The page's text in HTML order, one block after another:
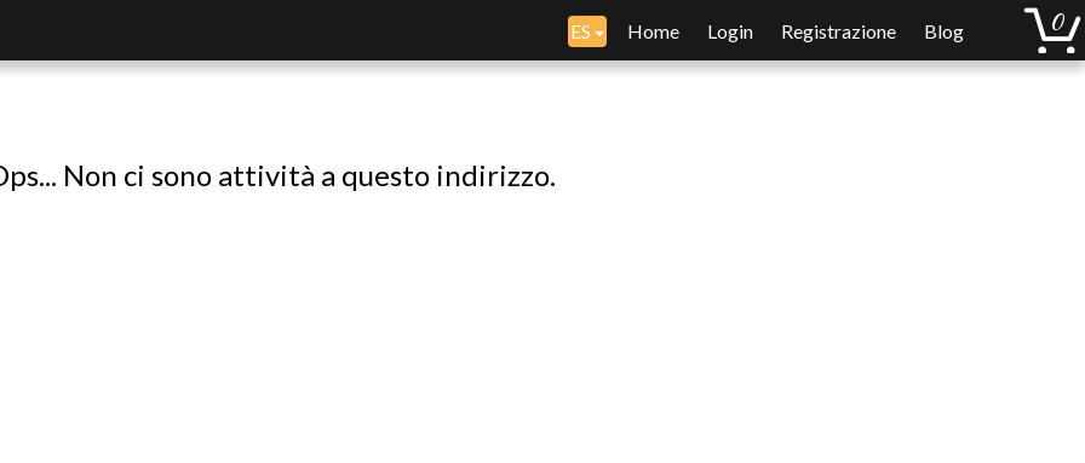
ES Home Login Registrazione Blog
Non ci sono attività a questo indirizzo.